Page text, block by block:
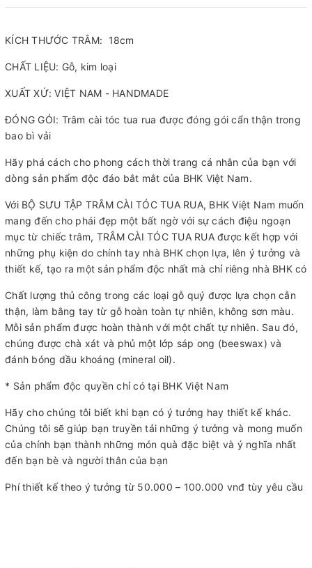
KÍCH THƯỚC TRÂM: 18cm
CHẤT LIỆU: Gỗ, kim loại
XUẤT XỨ: VIỆT NAM - HANDMADE
ĐÓNG GÓI: Trâm cài tóc tua rua được đóng gói cẩn thận trong
bao bì vải
Hãy phá cách cho phong cách thời trang cá nhân của bạn với
dòng sản phẩm độc đáo bắt mắt của BHK Việt Nam.
Với BỘ SƯU TẬP TRÂM CÀI TÓC TUA RUA, BHK Việt Nam muốn
mang đến cho phái đẹp một bất ngờ với sự cách điệu ngoạn
mục từ chiếc trâm, TRÂM CÀI TÓC TUA RUA được kết hợp với
những phụ kiện do chính tay nhà BHK chọn lựa, lên ý tưởng và
thiết kế, tạo ra một sản phẩm độc nhất mà chỉ riêng nhà BHK có
Chất lượng thủ công trong các loại gỗ quý được lựa chọn cẫn
thận, làm bằng tay từ gỗ hoàn toàn tự nhiên, không sơn màu.
Mỗi sản phẩm được hoàn thành với một chất tự nhiên. Sau đó,
chúng được chà xát và phủ một lớp sáp ong (beeswax) và
đánh bóng dầu khoáng (mineral oil).
* Sản phẩm độc quyền chỉ có tại BHK Việt Nam
Hãy cho chúng tôi biết khi bạn có ý tưởng hay thiết kế khác.
Chúng tôi sẽ giúp bạn truyền tải những ý tưởng và mong muốn
của chính bạn thành những món quà đặc biệt và ý nghĩa nhất
đến bạn bè và người thân của bạn
Phí thiết kế theo ý tưởng từ 50.000 – 100.000 vnđ tùy yêu cầu